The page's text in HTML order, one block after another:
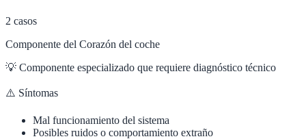
2 casos
Componente del Corazón del coche
💡 Componente especializado que requiere diagnóstico técnico
⚠️ Síntomas
Mal funcionamiento del sistema
Posibles ruidos o comportamiento extraño